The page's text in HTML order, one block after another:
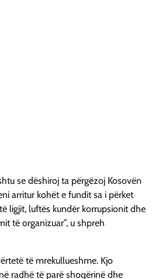
se dëshiroj ta përgëzoj Kosovën
arritur kohët e fundit sa i përket
ligjit, luftës kundër korrupsionit dhe
të organizuar”, u shpreh
të mrekullueshme. Kjo
radhë të parë shoqërinë dhe